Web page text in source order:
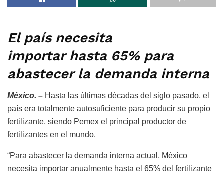
El país necesita
importar hasta 65% para
abastecer la demanda interna
México. – Hasta las últimas décadas del siglo pasado, el
país era totalmente autosuficiente para producir su propio
fertilizante, siendo Pemex el principal productor de
fertilizantes en el mundo.
“Para abastecer la demanda interna actual, México
necesita importar anualmente hasta el 65% del fertilizante